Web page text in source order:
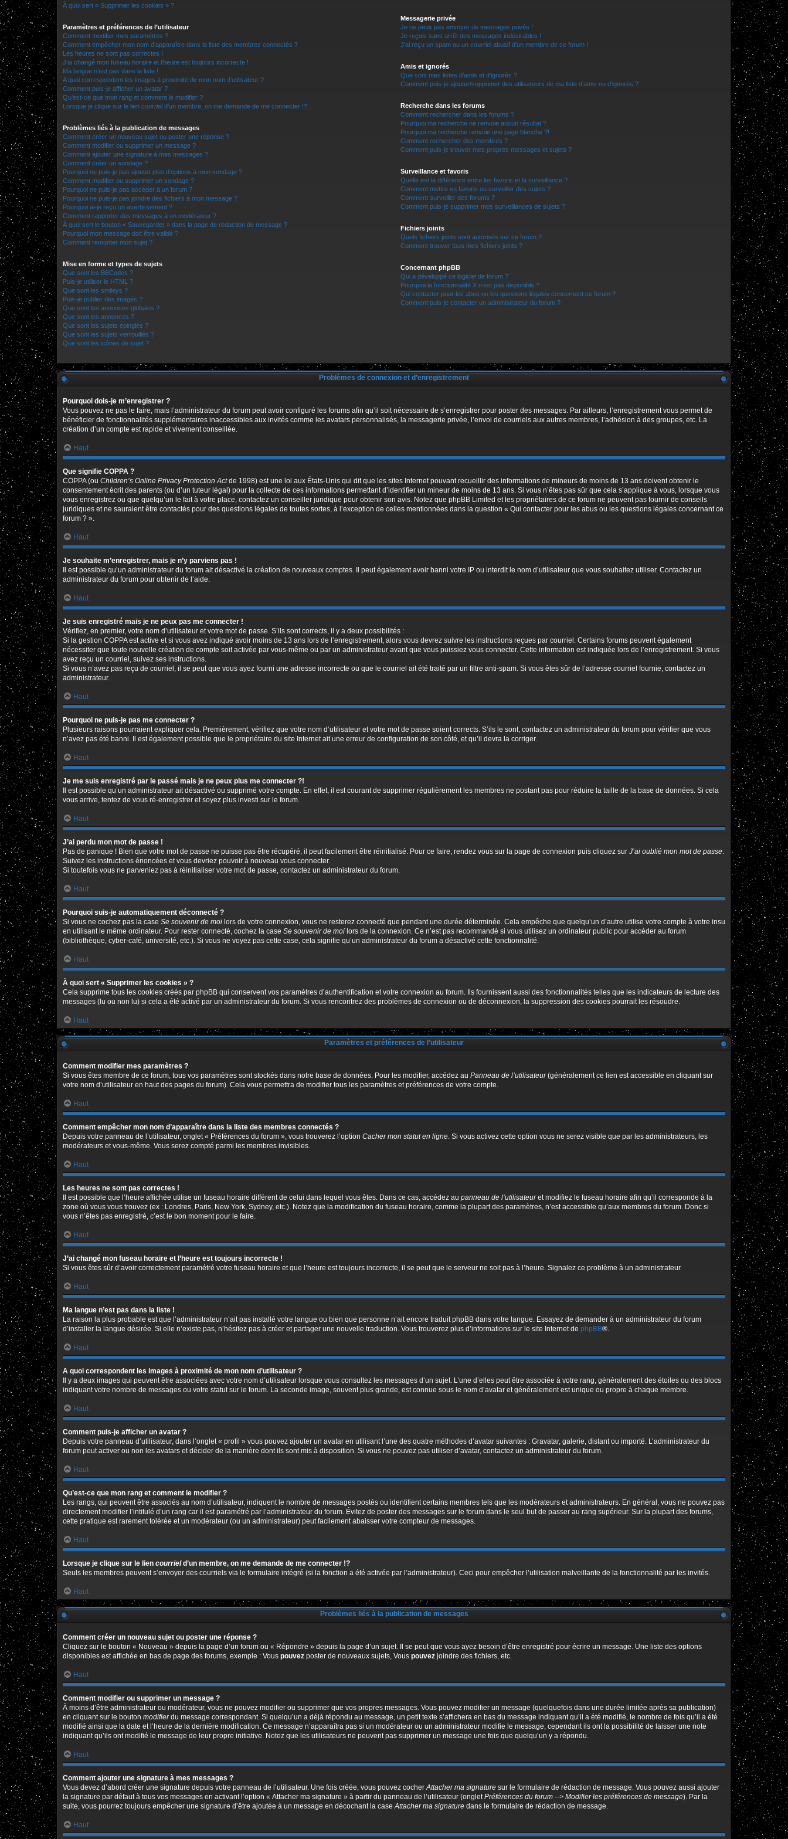
À quoi sert « Supprimer les cookies » ?
Paramètres et préférences de l’utilisateur
Comment modifier mes paramètres ?
Comment empêcher mon nom d’apparaître dans la liste des membres connectés ?
Les heures ne sont pas correctes !
J’ai changé mon fuseau horaire et l’heure est toujours incorrecte !
Ma langue n’est pas dans la liste !
A quoi correspondent les images à proximité de mon nom d’utilisateur ?
Comment puis-je afficher un avatar ?
Qu’est-ce que mon rang et comment le modifier ?
Lorsque je clique sur le lien courrield’un membre, on me demande de me connecter !?
Problèmes liés à la publication de messages
Comment créer un nouveau sujet ou poster une réponse ?
Comment modifier ou supprimer un message ?
Comment ajouter une signature à mes messages ?
Comment créer un sondage ?
Pourquoi ne puis-je pas ajouter plus d’options à mon sondage ?
Comment modifier ou supprimer un sondage ?
Pourquoi ne puis-je pas accéder à un forum ?
Pourquoi ne puis-je pas joindre des fichiers à mon message ?
Pourquoi ai-je reçu un avertissement ?
Comment rapporter des messages à un modérateur ?
À quoi sert le bouton « Sauvegarder » dans la page de rédaction de message ?
Pourquoi mon message doit être validé ?
Comment remonter mon sujet ?
Mise en forme et types de sujets
Que sont les BBCodes ?
Puis-je utiliser le HTML ?
Que sont les smileys ?
Puis-je publier des images ?
Que sont les annonces globales ?
Que sont les annonces ?
Que sont les sujets épinglés ?
Que sont les sujets verrouillés ?
Que sont les icônes de sujet ?
Messagerie privée
Je ne peux pas envoyer de messages privés !
Je reçois sans arrêt des messages indésirables !
J’ai reçu un spam ou un courriel abusif d’un membre de ce forum !
Amis et ignorés
Que sont mes listes d’amis et d’ignorés ?
Comment puis-je ajouter/supprimer des utilisateurs de ma liste d’amis ou d’ignorés ?
Recherche dans les forums
Comment rechercher dans les forums ?
Pourquoi ma recherche ne renvoie aucun résultat ?
Pourquoi ma recherche renvoie une page blanche ?!
Comment rechercher des membres ?
Comment puis-je trouver mes propres messages et sujets ?
Surveillance et favoris
Quelle est la différence entre les favoris et la surveillance ?
Comment mettre en favoris ou surveiller des sujets ?
Comment surveiller des forums ?
Comment puis-je supprimer mes surveillances de sujets ?
Fichiers joints
Quels fichiers joints sont autorisés sur ce forum ?
Comment trouver tous mes fichiers joints ?
Concernant phpBB
Qui a développé ce logiciel de forum ?
Pourquoi la fonctionnalité X n’est pas disponible ?
Qui contacter pour les abus ou les questions légales concernant ce forum ?
Comment puis-je contacter un administrateur du forum ?
Problèmes de connexion et d’enregistrement
Pourquoi dois-je m’enregistrer ?
Vous pouvez ne pas le faire, mais l’administrateur du forum peut avoir configuré les forums afin qu’il soit nécessaire de s’enregistrer pour poster des messages. Par ailleurs, l’enregistrement vous permet de
bénéficier de fonctionnalités supplémentaires inaccessibles aux invités comme les avatars personnalisés, la messagerie privée, l’envoi de courriels aux autres membres, l’adhésion à des groupes, etc. La
création d’un compte est rapide et vivement conseillée.
Haut
Que signifie COPPA ?
COPPA (ou Children’s Online Privacy Protection Actde 1998) est une loi aux États-Unis qui dit que les sites Internet pouvant recueillir des informations de mineurs de moins de 13 ans doivent obtenir le
consentement écrit des parents (ou d’un tuteur légal) pour la collecte de ces informations permettant d’identifier un mineur de moins de 13 ans. Si vous n’êtes pas sûr que cela s’applique à vous, lorsque vous
vous enregistrez ou que quelqu’un le fait à votre place, contactez un conseiller juridique pour obtenir son avis. Notez que phpBB Limited et les propriétaires de ce forum ne peuvent pas fournir de conseils
juridiques et ne sauraient être contactés pour des questions légales de toutes sortes, à l’exception de celles mentionnées dans la question « Qui contacter pour les abus ou les questions légales concernant ce
forum ? ».
Haut
Je souhaite m’enregistrer, mais je n’y parviens pas !
Il est possible qu’un administrateur du forum ait désactivé la création de nouveaux comptes. Il peut également avoir banni votre IP ou interdit le nom d’utilisateur que vous souhaitez utiliser. Contactez un
administrateur du forum pour obtenir de l’aide.
Haut
Je suis enregistré mais je ne peux pas me connecter !
Vérifiez, en premier, votre nom d’utilisateur et votre mot de passe. S’ils sont corrects, il y a deux possibilités :
Si la gestion COPPA est active et si vous avez indiqué avoir moins de 13 ans lors de l’enregistrement, alors vous devrez suivre les instructions reçues par courriel. Certains forums peuvent également
nécessiter que toute nouvelle création de compte soit activée par vous-même ou par un administrateur avant que vous puissiez vous connecter. Cette information est indiquée lors de l’enregistrement. Si vous
avez reçu un courriel, suivez ses instructions.
Si vous n’avez pas reçu de courriel, il se peut que vous ayez fourni une adresse incorrecte ou que le courriel ait été traité par un filtre anti-spam. Si vous êtes sûr de l’adresse courriel fournie, contactez un
administrateur.
Haut
Pourquoi ne puis-je pas me connecter ?
Plusieurs raisons pourraient expliquer cela. Premièrement, vérifiez que votre nom d’utilisateur et votre mot de passe soient corrects. S’ils le sont, contactez un administrateur du forum pour vérifier que vous
n’avez pas été banni. Il est également possible que le propriétaire du site Internet ait une erreur de configuration de son côté, et qu’il devra la corriger.
Haut
Je me suis enregistré par le passé mais je ne peux plus me connecter ?!
Il est possible qu’un administrateur ait désactivé ou supprimé votre compte. En effet, il est courant de supprimer régulièrement les membres ne postant pas pour réduire la taille de la base de données. Si cela
vous arrive, tentez de vous ré-enregistrer et soyez plus investi sur le forum.
Haut
J’ai perdu mon mot de passe !
Pas de panique ! Bien que votre mot de passe ne puisse pas être récupéré, il peut facilement être réinitialisé. Pour ce faire, rendez vous sur la page de connexion puis cliquez sur J’ai oublié mon mot de passe.
Suivez les instructions énoncées et vous devriez pouvoir à nouveau vous connecter.
Si toutefois vous ne parveniez pas à réinitialiser votre mot de passe, contactez un administrateur du forum.
Haut
Pourquoi suis-je automatiquement déconnecté ?
Si vous ne cochez pas la case Se souvenir de moi lors de votre connexion, vous ne resterez connecté que pendant une durée déterminée. Cela empêche que quelqu’un d’autre utilise votre compte à votre insu
en utilisant le même ordinateur. Pour rester connecté, cochez la case Se souvenir de moi lors de la connexion. Ce n’est pas recommandé si vous utilisez un ordinateur public pour accéder au forum
(bibliothèque, cyber-café, université, etc.). Si vous ne voyez pas cette case, cela signifie qu’un administrateur du forum a désactivé cette fonctionnalité.
Haut
À quoi sert « Supprimer les cookies » ?
Cela supprime tous les cookies créés par phpBB qui conservent vos paramètres d’authentification et votre connexion au forum. Ils fournissent aussi des fonctionnalités telles que les indicateurs de lecture des
messages (lu ou non lu) si cela a été activé par un administrateur du forum. Si vous rencontrez des problèmes de connexion ou de déconnexion, la suppression des cookies pourrait les résoudre.
Haut
Paramètres et préférences de l’utilisateur
Comment modifier mes paramètres ?
Si vous êtes membre de ce forum, tous vos paramètres sont stockés dans notre base de données. Pour les modifier, accédez au Panneau de l’utilisateur(généralement ce lien est accessible en cliquant sur
votre nom d’utilisateur en haut des pages du forum). Cela vous permettra de modifier tous les paramètres et préférences de votre compte.
Haut
Comment empêcher mon nom d’apparaître dans la liste des membres connectés ?
Depuis votre panneau de l’utilisateur, onglet « Préférences du forum », vous trouverez l’option Cacher mon statut en ligne. Si vous activez cette option vous ne serez visible que par les administrateurs, les
modérateurs et vous-même. Vous serez compté parmi les membres invisibles.
Haut
Les heures ne sont pas correctes !
Il est possible que l’heure affichée utilise un fuseau horaire différent de celui dans lequel vous êtes. Dans ce cas, accédez au panneau de l’utilisateuret modifiez le fuseau horaire afin qu’il corresponde à la
zone où vous vous trouvez (ex : Londres, Paris, New York, Sydney, etc.). Notez que la modification du fuseau horaire, comme la plupart des paramètres, n’est accessible qu’aux membres du forum. Donc si
vous n’êtes pas enregistré, c’est le bon moment pour le faire.
Haut
J’ai changé mon fuseau horaire et l’heure est toujours incorrecte !
Si vous êtes sûr d’avoir correctement paramétré votre fuseau horaire et que l’heure est toujours incorrecte, il se peut que le serveur ne soit pas à l’heure. Signalez ce problème à un administrateur.
Haut
Ma langue n’est pas dans la liste !
La raison la plus probable est que l’administrateur n’ait pas installé votre langue ou bien que personne n’ait encore traduit phpBB dans votre langue. Essayez de demander à un administrateur du forum
d’installer la langue désirée. Si elle n’existe pas, n’hésitez pas à créer et partager une nouvelle traduction. Vous trouverez plus d’informations sur le site Internet de phpBB®.
Haut
A quoi correspondent les images à proximité de mon nom d’utilisateur ?
Il y a deux images qui peuvent être associées avec votre nom d’utilisateur lorsque vous consultez les messages d’un sujet. L’une d’elles peut être associée à votre rang, généralement des étoiles ou des blocs
indiquant votre nombre de messages ou votre statut sur le forum. La seconde image, souvent plus grande, est connue sous le nom d’avatar et généralement est unique ou propre à chaque membre.
Haut
Comment puis-je afficher un avatar ?
Depuis votre panneau d’utilisateur, dans l’onglet « profil » vous pouvez ajouter un avatar en utilisant l’une des quatre méthodes d’avatar suivantes : Gravatar, galerie, distant ou importé. L’administrateur du
forum peut activer ou non les avatars et décider de la manière dont ils sont mis à disposition. Si vous ne pouvez pas utiliser d’avatar, contactez un administrateur du forum.
Haut
Qu’est-ce que mon rang et comment le modifier ?
Les rangs, qui peuvent être associés au nom d’utilisateur, indiquent le nombre de messages postés ou identifient certains membres tels que les modérateurs et administrateurs. En général, vous ne pouvez pas
directement modifier l’intitulé d’un rang car il est paramétré par l’administrateur du forum. Évitez de poster des messages sur le forum dans le seul but de passer au rang supérieur. Sur la plupart des forums,
cette pratique est rarement tolérée et un modérateur (ou un administrateur) peut facilement abaisser votre compteur de messages.
Haut
Lorsque je clique sur le lien courrield’un membre, on me demande de me connecter !?
Seuls les membres peuvent s’envoyer des courriels via le formulaire intégré (si la fonction a été activée par l’administrateur). Ceci pour empêcher l’utilisation malveillante de la fonctionnalité par les invités.
Haut
Problèmes liés à la publication de messages
Comment créer un nouveau sujet ou poster une réponse ?
Cliquez sur le bouton « Nouveau » depuis la page d’un forum ou « Répondre » depuis la page d’un sujet. Il se peut que vous ayez besoin d’être enregistré pour écrire un message. Une liste des options
disponibles est affichée en bas de page des forums, exemple : Vous pouvez poster de nouveaux sujets, Vous pouvez joindre des fichiers, etc.
Haut
Comment modifier ou supprimer un message ?
À moins d’être administrateur ou modérateur, vous ne pouvez modifier ou supprimer que vos propres messages. Vous pouvez modifier un message (quelquefois dans une durée limitée après sa publication)
en cliquant sur le bouton modifierdu message correspondant. Si quelqu’un a déjà répondu au message, un petit texte s’affichera en bas du message indiquant qu’il a été modifié, le nombre de fois qu’il a été
modifié ainsi que la date et l’heure de la dernière modification. Ce message n’apparaîtra pas si un modérateur ou un administrateur modifie le message, cependant ils ont la possibilité de laisser une note
indiquant qu’ils ont modifié le message de leur propre initiative. Notez que les utilisateurs ne peuvent pas supprimer un message une fois que quelqu’un y a répondu.
Haut
Comment ajouter une signature à mes messages ?
Vous devez d’abord créer une signature depuis votre panneau de l’utilisateur. Une fois créée, vous pouvez cocherAttacher ma signature sur le formulaire de rédaction de message. Vous pouvez aussi ajouter
la signature par défaut à tous vos messages en activant l’option « Attacher ma signature » à partir du panneau de l’utilisateur (ongletPréférences du forum --> Modifier les préférences de message). Par la
suite, vous pourrez toujours empêcher une signature d’être ajoutée à un message en décochant la caseAttacher ma signature dans le formulaire de rédaction de message.
Haut